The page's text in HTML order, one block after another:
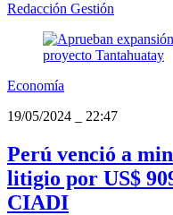
Redacción Gestión
Economía
19/05/2024
22:47
Perú venció a
litigio por US$
CIADI